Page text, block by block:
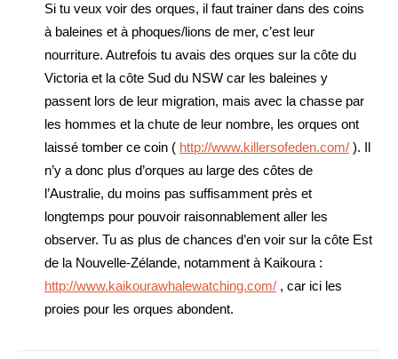
Si tu veux voir des orques, il faut trainer dans des coins
à baleines et à phoques/lions de mer, c’est leur
nourriture. Autrefois tu avais des orques sur la côte du
Victoria et la côte Sud du NSW car les baleines y
passent lors de leur migration, mais avec la chasse par
les hommes et la chute de leur nombre, les orques ont
laissé tomber ce coin ( http://www.killersofeden.com/ ). Il
n’y a donc plus d’orques au large des côtes de
l’Australie, du moins pas suffisamment près et
longtemps pour pouvoir raisonnablement aller les
observer. Tu as plus de chances d’en voir sur la côte Est
de la Nouvelle-Zélande, notamment à Kaikoura :
http://www.kaikourawhalewatching.com/ , car ici les
proies pour les orques abondent.